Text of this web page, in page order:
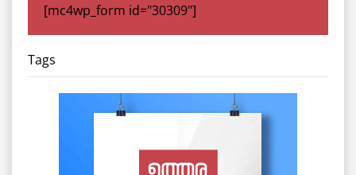
[mc4wp_form id="30309"]
Tags